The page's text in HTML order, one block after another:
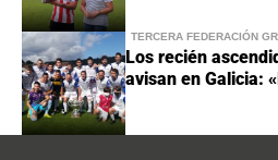
TERCERA FEDERACIÓN
Los recién
avisan en Galicia: